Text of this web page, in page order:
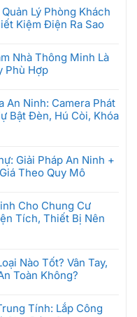
Lý Phòng Khách
Kiệm Điện Ra Sao
Nhà Thông Minh Là
Phù Hợp
An Ninh: Camera Phát
Bật Đèn, Hú Còi, Khóa
Giải Pháp An Ninh +
Theo Quy Mô
Cho Chung Cư
Tích, Thiết Bị Nên
Nào Tốt? Vân Tay,
Toàn Không?
Tính: Lắp Công